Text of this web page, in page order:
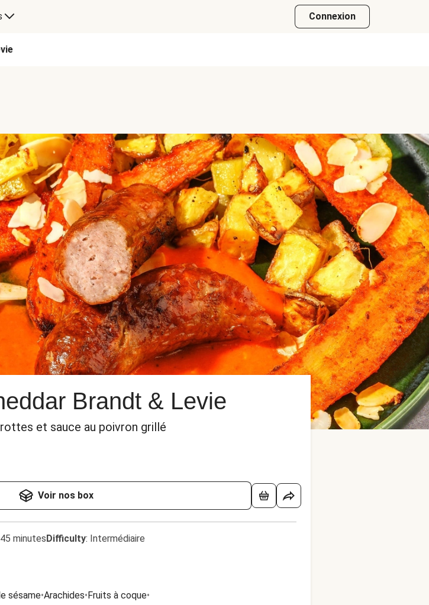
Connexion
Brandt & Levie
et sauce au poivron grillé
Voir nos box
45 minutesDifficulty: Intermédiaire
sésame•Arachides•Fruits à coque•